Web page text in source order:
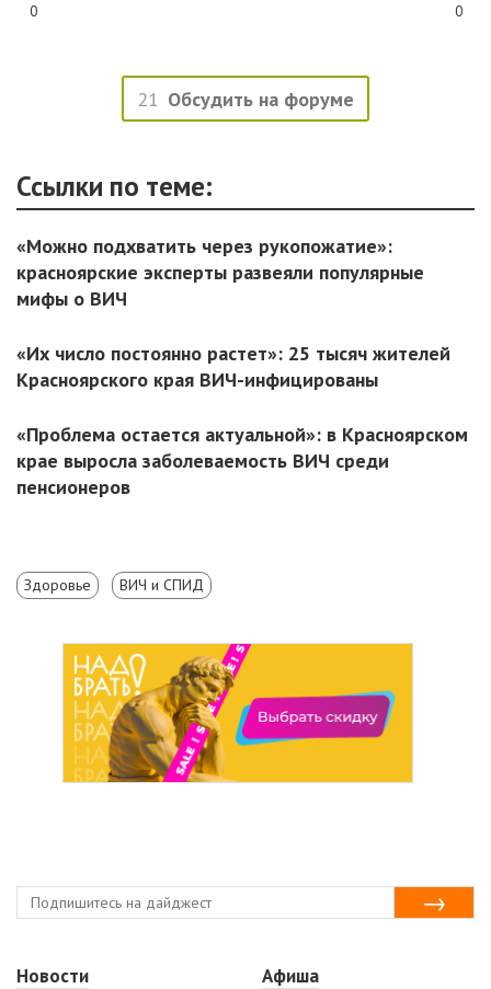
0 0
21 Обсудить на форуме
Ссылки по теме:
«Можно подхватить через рукопожатие»:
красноярские эксперты развеяли популярные
мифы о ВИЧ
«Их число постоянно растет»: 25 тысяч жителей
Красноярского края ВИЧ-инфицированы
«Проблема остается актуальной»: в Красноярском
крае выросла заболеваемость ВИЧ среди
пенсионеров
Здоровье ВИЧ и СПИД
Новости
Афиша